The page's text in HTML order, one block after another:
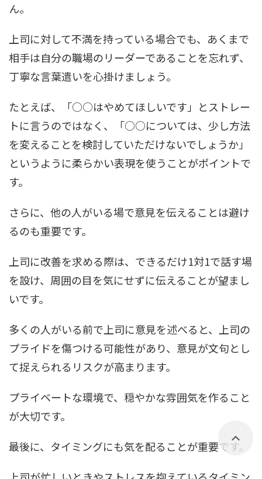
ん。
上司に対して不満を持っている場合でも、あくまで
相手は自分の職場のリーダーであることを忘れず、
丁寧な言葉遣いを心掛けましょう。
たとえば、「○○はやめてほしいです」とストレー
トに言うのではなく、「○○については、少し方法
を変えることを検討していただけないでしょうか」
というように柔らかい表現を使うことがポイントで
す。
さらに、他の人がいる場で意見を伝えることは避け
るのも重要です。
上司に改善を求める際は、できるだけ1対1で話す場
を設け、周囲の目を気にせずに伝えることが望まし
いです。
多くの人がいる前で上司に意見を述べると、上司の
プライドを傷つける可能性があり、意見が文句とし
て捉えられるリスクが高まります。
プライベートな環境で、穏やかな雰囲気を作ること
が大切です。
最後に、タイミングにも気を配ることが重要です。